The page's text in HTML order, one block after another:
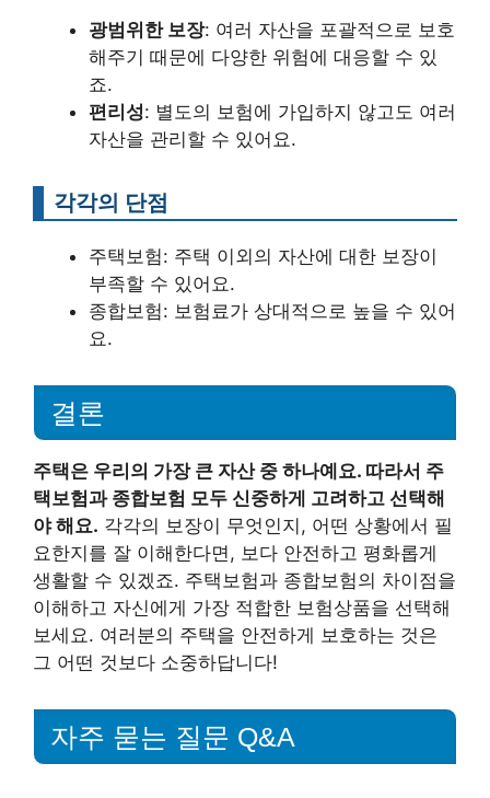
광범위한 보장: 여러 자산을 포괄적으로 보호
해주기 때문에 다양한 위험에 대응할 수 있
죠.
편리성: 별도의 보험에 가입하지 않고도 여러
자산을 관리할 수 있어요.
각각의 단점
주택보험: 주택 이외의 자산에 대한 보장이
부족할 수 있어요.
종합보험: 보험료가 상대적으로 높을 수 있어
요.
결론
주택은 우리의 가장 큰 자산 중 하나예요. 따라서 주
택보험과 종합보험 모두 신중하게 고려하고 선택해
야 해요. 각각의 보장이 무엇인지, 어떤 상황에서 필
요한지를 잘 이해한다면, 보다 안전하고 평화롭게
생활할 수 있겠죠. 주택보험과 종합보험의 차이점을
이해하고 자신에게 가장 적합한 보험상품을 선택해
보세요. 여러분의 주택을 안전하게 보호하는 것은
그 어떤 것보다 소중하답니다!
자주 묻는 질문 Q&A